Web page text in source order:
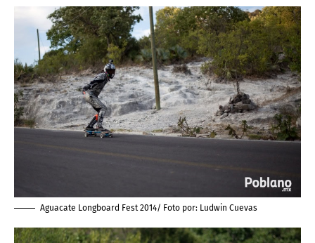
Aguacate Longboard Fest 2014/ Foto por: Ludwin Cuevas